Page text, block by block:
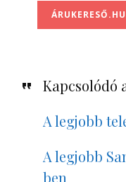
ÁRUKERESŐ.HU
Kapcsolódó
A legjobb
A legjobb
ben